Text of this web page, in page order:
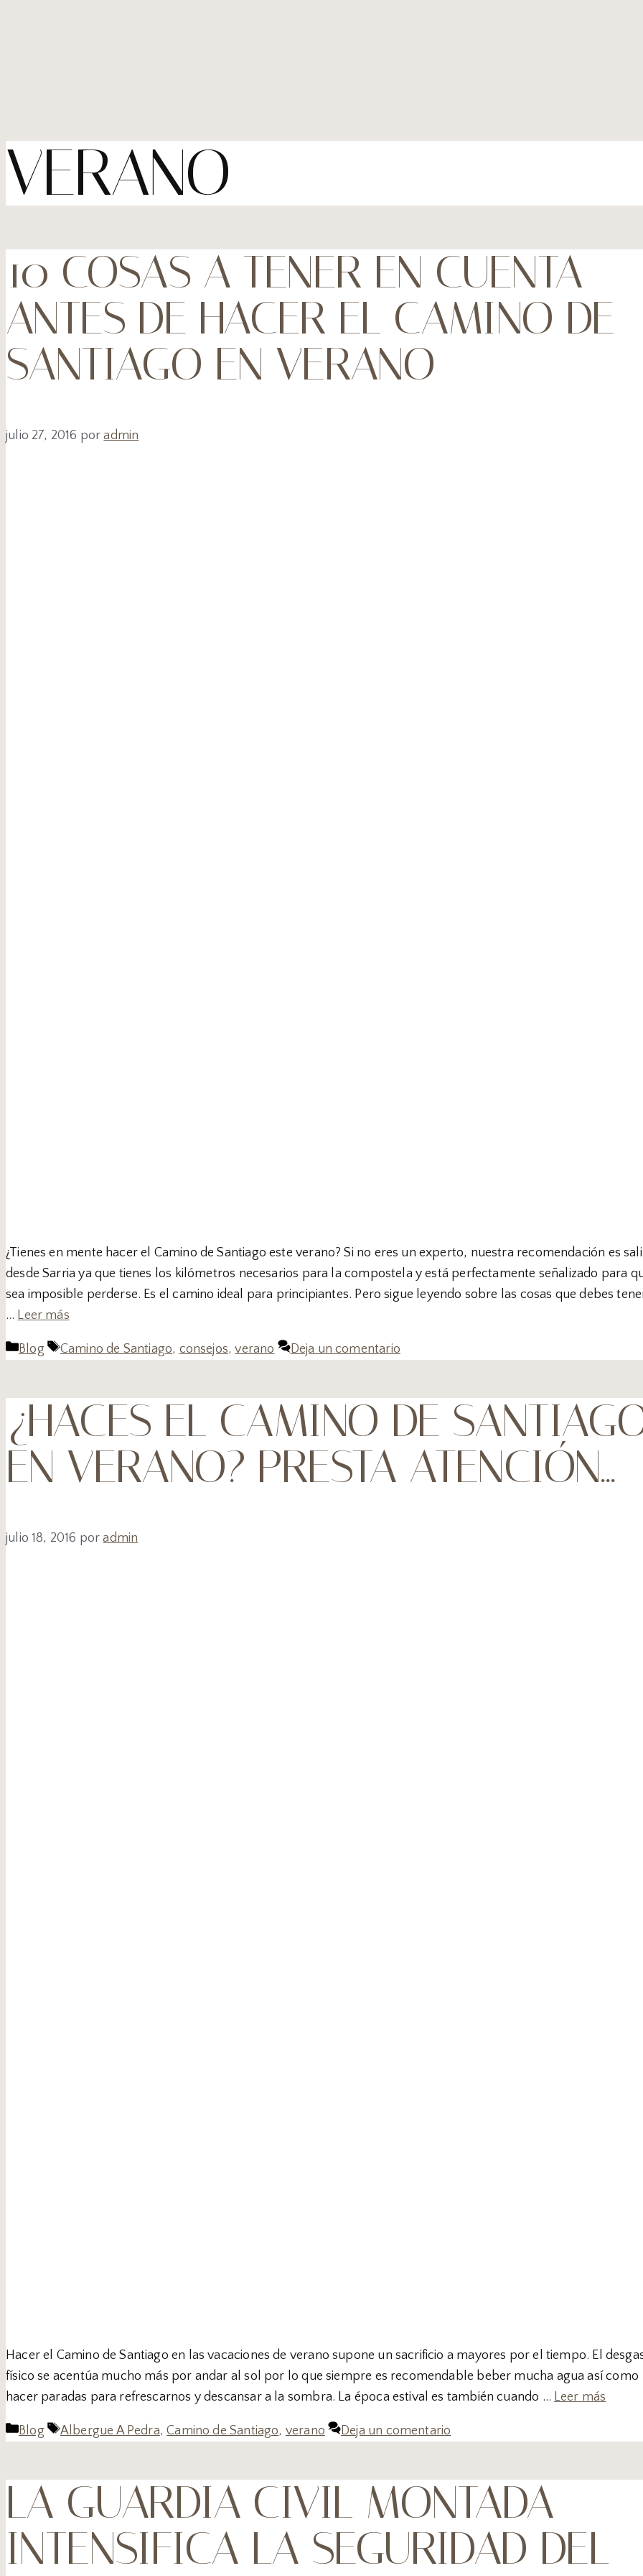
VERANO
10 COSAS A TENER EN CUENTA
ANTES DE HACER EL CAMINO DE
SANTIAGO EN VERANO
julio 27, 2016 poradmin
¿Tienes en mente hacer el Camino de Santiago este verano? Si no eres un experto, nuestra recomendación es
desde Sarria ya que tienes los kilómetros necesarios para la compostela y está perfectamente señalizado para
sea imposible perderse. Es el camino ideal para principiantes. Pero sigue leyendo sobre las cosas que debes
… Leer más
Blog Camino de Santiago, consejos,verano Deja un comentario
¿HACES EL CAMINO DE
EN VERANO? PRESTA ATENCIÓN…
julio 18, 2016 poradmin
Hacer el Camino de Santiago en las vacaciones de verano supone un sacrificio a mayores por el tiempo. El
físico se acentúa mucho más por andar al sol por lo que siempre es recomendable beber mucha agua así como
hacer paradas para refrescarnos y descansar a la sombra. La época estival es también cuando … Leer más
Blog Albergue A Pedra,Camino de Santiago, verano Deja un comentario
LA GUARDIA CIVIL MONTADA
INTENSIFICA LA SEGURIDAD DEL